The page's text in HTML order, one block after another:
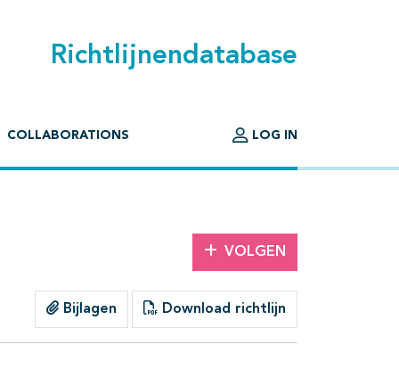
Richtlijnendatabase
COLLABORATIONS LOG IN
VOLGEN
Bijlagen Download richtlijn